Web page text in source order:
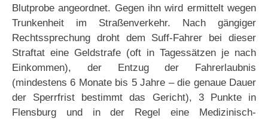
Blutprobe angeordnet. Gegen ihn wird ermittelt wegen
Trunkenheit im Straßenverkehr. Nach gängiger
Rechtssprechung droht dem Suff-Fahrer bei dieser
Straftat eine Geldstrafe (oft in Tagessätzen je nach
Einkommen), der Entzug der Fahrerlaubnis
(mindestens 6 Monate bis 5 Jahre – die genaue Dauer
der Sperrfrist bestimmt das Gericht), 3 Punkte in
Flensburg und in der Regel eine Medizinisch-